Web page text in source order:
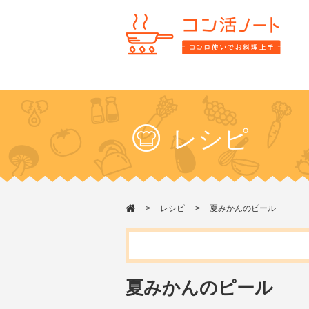
レシピ
レシピ 夏みかんのピール
夏みかんのピール